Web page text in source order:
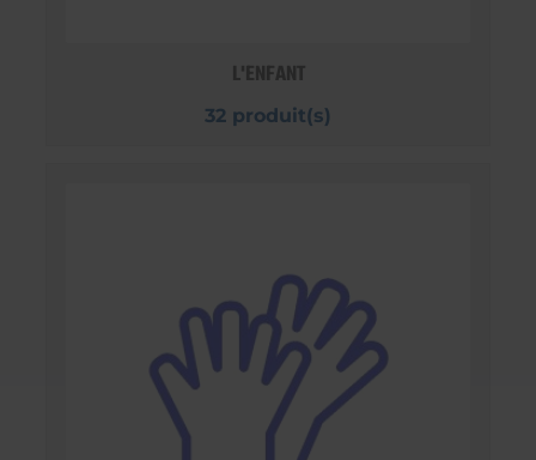
L'ENFANT
32 produit(s)